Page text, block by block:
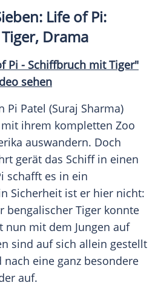
Life ofPi:
Tiger, Drama
Pi - Schiffbruch mit Tiger"
sehen
Pi Patel (Suraj Sharma)
mit ihrem kompletten Zoo
auswandern. Doch
gerät das Schiff in einen
schafft es in ein
Sicherheit ist er hier nicht:
bengalischer Tiger konnte
mit dem Jungen auf
sind auf sich allein gestellt
eine ganz besondere
auf.